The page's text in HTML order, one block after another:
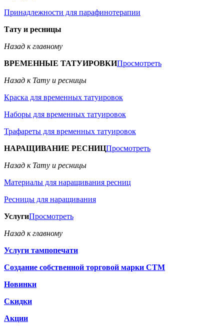
Принадлежности для парафинотерапии
Тату и ресницы
Назад к главному
ВРЕМЕННЫЕ ТАТУИРОВКИПросмотреть
Назад к Тату и ресницы
Краска для временных татуировок
Наборы для временных татуировок
Трафареты для временных татуировок
НАРАЩИВАНИЕ РЕСНИЦПросмотреть
Назад к Тату и ресницы
Материалы для наращивания ресниц
Ресницы для наращивания
УслугиПросмотреть
Назад к главному
Услуги тампопечати
Создание собственной торговой марки СТМ
Новинки
Скидки
Акции